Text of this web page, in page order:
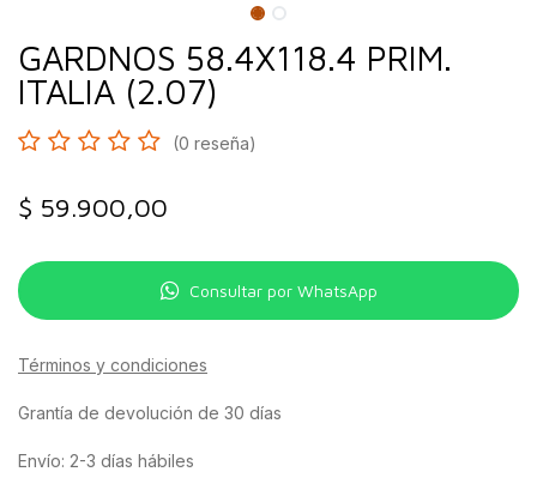
GARDNOS 58.4X118.4 PRIM.
ITALIA (2.07)
(0 reseña)
$ 59.900,00
Consultar por WhatsApp
Términos y condiciones
Grantía de devolución de 30 días
Envío: 2-3 días hábiles